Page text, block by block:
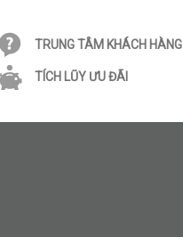
TRUNG TÂM KHÁCH HÀNG
TÍCH LŨY ƯU ĐÃI